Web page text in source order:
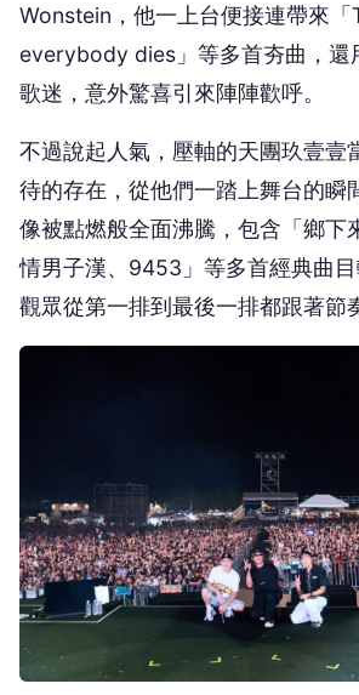
Wonstein ， 他一上台便接連帶來「
everybody dies 」等多首夯曲，
歌迷， 意外驚喜引來陣陣歡呼。
不過說起人氣，壓軸的天團玖壹壹
待的存在， 從他們一踏上舞台的瞬
像被點燃般全面沸騰， 包含「鄉下
情男子漢、 9453 」 等多首經典曲目
觀眾從第一排到最後一排都跟著節